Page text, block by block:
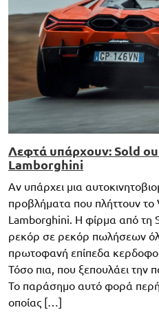
Λεφτά υπάρχουν: Sold out
Lamborghini
Αν υπάρχει μια
προβλήματα που πλήττουν το
Lamborghini. Η φίρμα από τη
ρεκόρ σε ρεκόρ πωλήσεων
πρωτοφανή επίπεδα
Τόσο πια, που ξεπουλάει την
Το παράσημο αυτό φορά
οποίας […]